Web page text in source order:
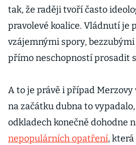
tak, že raději tvoří často
pravolevé koalice. Vládnutí je
vzájemnými spory,
přímo neschopností prosadit
A to je právě i případ Merzovy
na začátku dubna to
odkladech konečně dohodne
nepopulárních opatření,